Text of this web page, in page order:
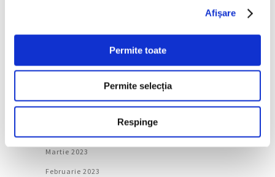
Afişare
Permite toate
Permite selecția
Respinge
Septembrie 2023
Iulie 2023
Martie 2023
Februarie 2023